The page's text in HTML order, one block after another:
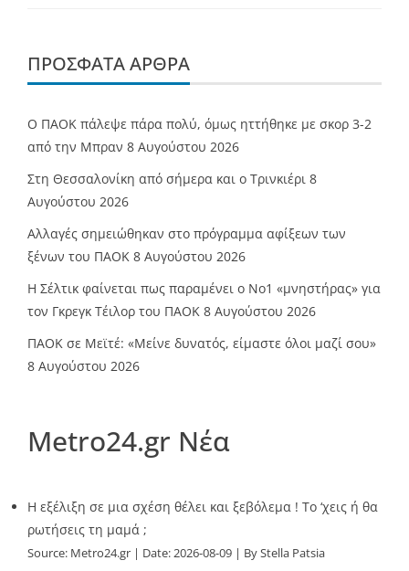
ΠΡΌΣΦΑΤΑ ΆΡΘΡΑ
Ο ΠΑΟΚ πάλεψε πάρα πολύ, όμως ηττήθηκε με σκορ 3-2
από την Μπραν 8 Αυγούστου 2026
Στη Θεσσαλονίκη από σήμερα και ο Τρινκιέρι 8
Αυγούστου 2026
Αλλαγές σημειώθηκαν στο πρόγραμμα αφίξεων των
ξένων του ΠΑΟΚ 8 Αυγούστου 2026
Η Σέλτικ φαίνεται πως παραμένει ο Νο1 «μνηστήρας» για
τον Γκρεγκ Τέιλορ του ΠΑΟΚ 8 Αυγούστου 2026
ΠΑΟΚ σε Μεϊτέ: «Μείνε δυνατός, είμαστε όλοι μαζί σου»
8 Αυγούστου 2026
Metro24.gr Νέα
Η εξέλιξη σε μια σχέση θέλει και ξεβόλεμα ! Το ‘χεις ή θα
ρωτήσεις τη μαμά ;
Source: Metro24.gr Date: 2026-08-09 By Stella Patsia